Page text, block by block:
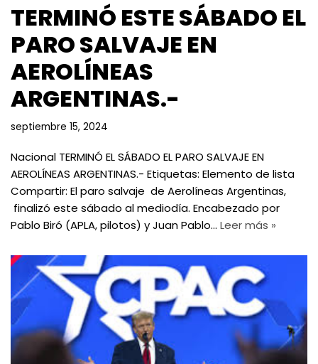
TERMINÓ ESTE SÁBADO EL
PARO SALVAJE EN
AEROLÍNEAS
ARGENTINAS.-
septiembre 15, 2024
Nacional TERMINÓ EL SÁBADO EL PARO SALVAJE EN
AEROLÍNEAS ARGENTINAS.- Etiquetas: Elemento de lista
Compartir: El paro salvaje de Aerolíneas Argentinas,
finalizó este sábado al mediodía. Encabezado por
Pablo Biró (APLA, pilotos) y Juan Pablo… Leer más »